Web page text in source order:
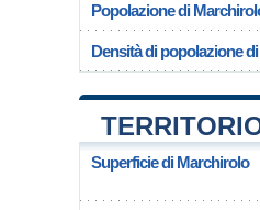
Popolazione di
Densità di popolazione
Superficie di Marchirolo